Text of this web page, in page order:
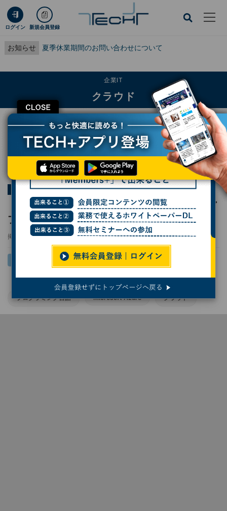
ログイン 新規会員登録
お知らせ 夏季休業期間のお問い合わせについて
CLOSE
企業IT
クラウド
TECH+ 企業IT
クラウド
「Azure SignalR Service」でリアルタイムアプリケーションを作成しよう
第34回 ゼロからはじめるAzure
「Azure SignalR Service」でリアルタイムア
プリケーションを作成しよう（2）
掲載日 2020/08/21 15:00
プログラミング言語 Microsoft Azure クラウド